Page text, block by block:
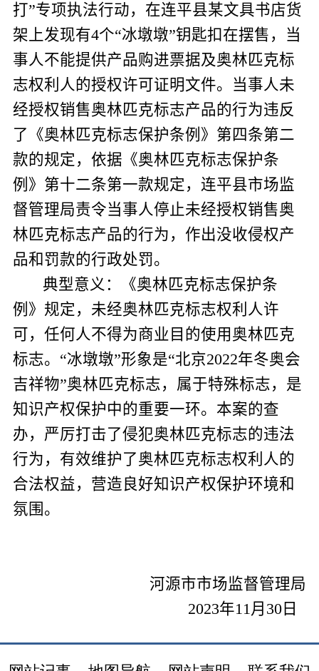
打”专项执法行动，在连平县某文具书店货
架上发现有4个“冰墩墩”钥匙扣在摆售，当
事人不能提供产品购进票据及奥林匹克标
志权利人的授权许可证明文件。 当事人未
经授权销售奥林匹克标志产品的行为违反
了《奥林匹克标志保护条例》第四条第二
款的规定，依据《奥林匹克标志保护条
例》第十二条第一款规定，连平县市场监
督管理局责令当事人停止未经授权销售奥
林匹克标志产品的行为，作出没收侵权产
品和罚款的行政处罚。
典型意义：《奥林匹克标志保护条
例》规定，未经奥林匹克标志权利人许
可，任何人不得为商业目的使用奥林匹克
标志。“冰墩墩”形象是“北京2022年冬奥会
吉祥物”奥林匹克标志，属于特殊标志，是
知识产权保护中的重要一环。本案的查
办，严厉打击了侵犯奥林匹克标志的违法
行为，有效维护了奥林匹克标志权利人的
合法权益，营造良好知识产权保护环境和
氛围。
河源市市场监督管理局
2023年11 月 30 日